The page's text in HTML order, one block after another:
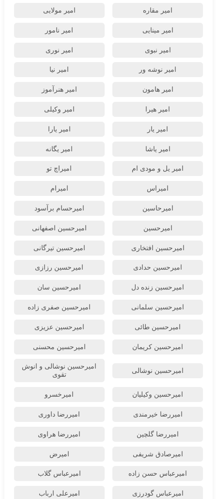
امیر مقاره امیر مولایی
امیر مینایی امیر نامور
امیر نبوی امیر نوری
امیر نوشه ور امیر نیا
امیر هامون امیر هنرآموز
امیر هیرا امیر وکیلی
امیر یار امیر یارا
امیر یاشا امیر یگانه
امیر یل و مودی ام امیراچ تو
امیراس امیرام
امیرحاسین امیرحسام برآسود
امیرحسین امیرحسین اصفهانی
امیرحسین افتخاری امیرحسین تیرگانی
امیرحسین حدادی امیرحسین رزازی
امیرحسین زنده دل امیرحسین سان
امیرحسین سلمانی امیرحسین صفری زاده
امیرحسین طائی امیرحسین عزیزی
امیرحسین کریمان امیرحسین محسنی
امیرحسین نوشالی
امیرحسین نوشالی و انوش
تقوی
امیرحسین وکیلیان امیرخسرو
امیررضا خیرمندی امیررضا داوری
امیررضا گلچین امیررضا هراوی
امیرصادق شریفی امیرض
امیرعباس حسن زاده امیرعباس گلاب
امیرعباس گودرزی امیرعلی ارباب